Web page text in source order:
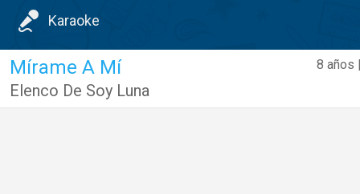
Karaoke
8 años
Mírame A Mí
Elenco De Soy Luna